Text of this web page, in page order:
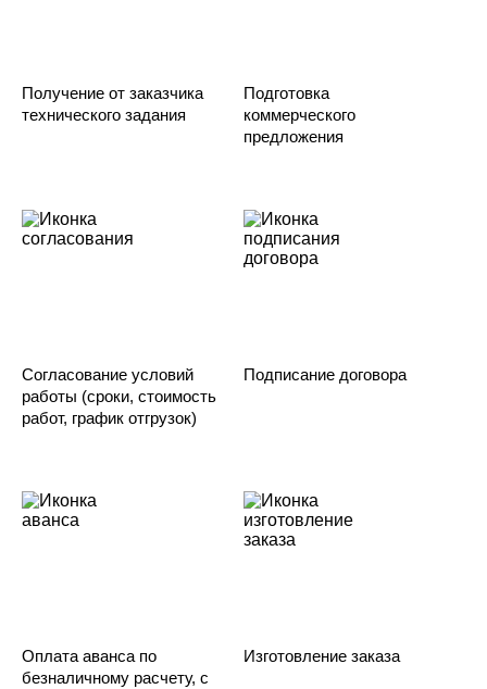
Получение от заказчика
технического задания
Подготовка
коммерческого
предложения
Согласование условий
работы (сроки, стоимость
работ, график отгрузок)
Подписание договора
Оплата аванса по
безналичному расчету, с
Изготовление заказа